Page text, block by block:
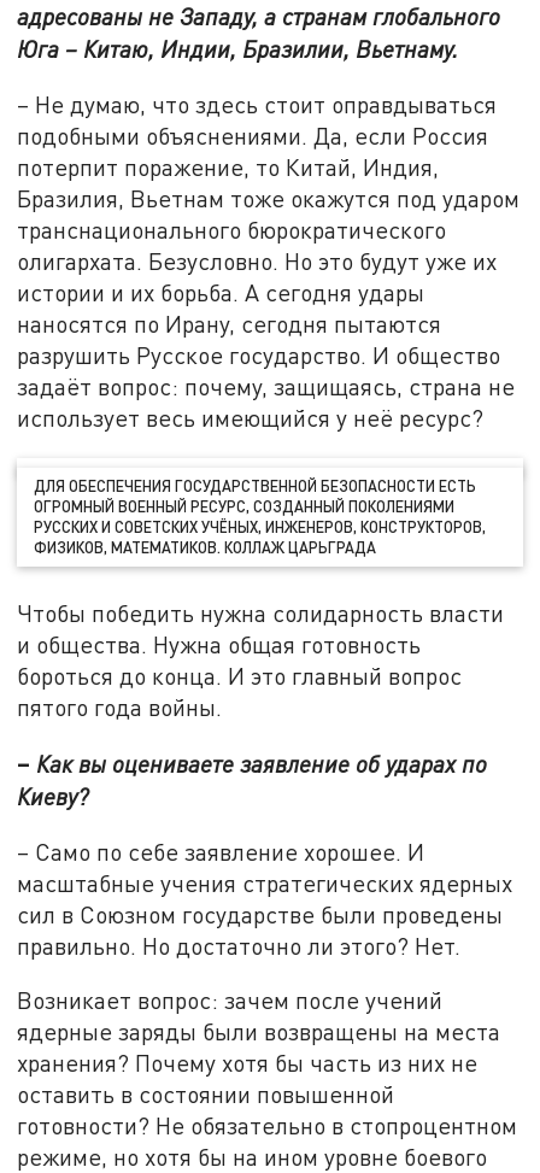
адресованы не Западу, а странам глобального
Юга – Китаю, Индии, Бразилии, Вьетнаму.
– Не думаю, что здесь стоит оправдываться
подобными объяснениями. Да, если Россия
потерпит поражение, то Китай, Индия,
Бразилия, Вьетнам тоже окажутся под ударом
транснационального бюрократического
олигархата. Безусловно. Но это будут уже их
истории и их борьба. А сегодня удары
наносятся по Ирану, сегодня пытаются
разрушить Русское государство. И общество
задаёт вопрос: почему, защищаясь, страна не
использует весь имеющийся у неё ресурс?
ДЛЯ ОБЕСПЕЧЕНИЯ ГОСУДАРСТВЕННОЙ БЕЗОПАСНОСТИ ЕСТЬ
ОГРОМНЫЙ ВОЕННЫЙ РЕСУРС, СОЗДАННЫЙ ПОКОЛЕНИЯМИ
РУССКИХ И СОВЕТСКИХ УЧЁНЫХ, ИНЖЕНЕРОВ, КОНСТРУКТОРОВ,
ФИЗИКОВ, МАТЕМАТИКОВ. КОЛЛАЖ ЦАРЬГРАДА
Чтобы победить нужна солидарность власти
и общества. Нужна общая готовность
бороться до конца. И это главный вопрос
пятого года войны.
– Как вы оцениваете заявление об ударах по
Киеву?
– Само по себе заявление хорошее. И
масштабные учения стратегических ядерных
сил в Союзном государстве были проведены
правильно. Но достаточно ли этого? Нет.
Возникает вопрос: зачем после учений
ядерные заряды были возвращены на места
хранения? Почему хотя бы часть из них не
оставить в состоянии повышенной
готовности? Не обязательно в стопроцентном
режиме, но хотя бы на ином уровне боевого